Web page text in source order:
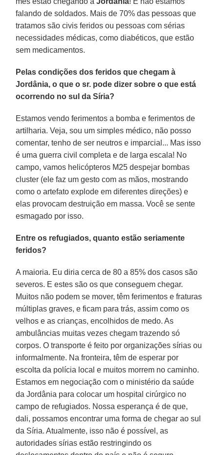
falando de soldados. Mais de 70% das pessoas que
tratamos são civis feridos ou pessoas com sérias
necessidades médicas, como diabéticos, que estão
sem medicamentos.
Pelas condições dos feridos que chegam à
Jordânia, o que o sr. pode dizer sobre o que está
ocorrendo no sul da Síria?
Estamos vendo ferimentos a bomba e ferimentos de
artilharia. Veja, sou um simples médico, não posso
comentar, tenho de ser neutros e imparcial... Mas isso
é uma guerra civil completa e de larga escala! No
campo, vamos helicópteros M25 despejar bombas
cluster (ele faz um gesto com as mãos, mostrando
como o artefato explode em diferentes direções) e
elas provocam destruição em massa. Você se sente
esmagado por isso.
Entre os refugiados, quanto estão seriamente
feridos?
A maioria. Eu diria cerca de 80 a 85% dos casos são
severos. E estes são os que conseguem chegar.
Muitos não podem se mover, têm ferimentos e fraturas
múltiplas graves, e ficam para trás, assim como os
velhos e as crianças, encolhidos de medo. As
ambulâncias muitas vezes chegam trazendo só
corpos. O transporte é feito por organizações sírias ou
informalmente. Na fronteira, têm de esperar por
escolta da polícia local e muitos morrem no caminho.
Estamos em negociação com o ministério da saúde
da Jordânia para colocar um hospital cirúrgico no
campo de refugiados. Nossa esperança é de que,
dali, possamos encontrar uma forma de chegar ao sul
da Síria. Atualmente, isso não é possível, as
autoridades sírias estão restringindo os